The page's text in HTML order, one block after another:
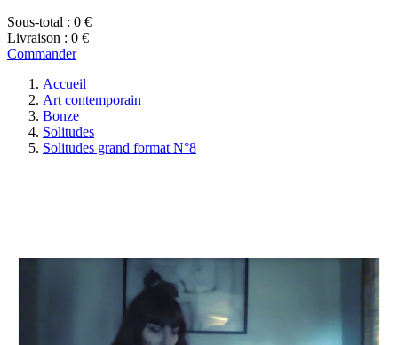
Sous-total : 0 €
Livraison : 0 €
Commander
Accueil
Art contemporain
Bonze
Solitudes
Solitudes grand format N°8